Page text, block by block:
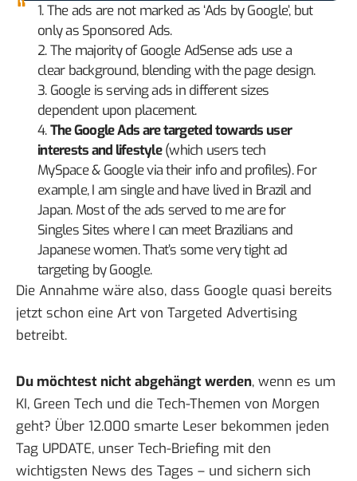
1. The ads are not marked as ‘Ads by Google’, but
only as Sponsored Ads.
2. The majority of Google AdSense ads use a
clear background, blending with the page design.
3. Google is serving ads in different sizes
dependent upon placement.
4.The Google Ads are targeted towards user
interests and lifestyle(which users tech
MySpace & Google via their info and profiles). For
example, I am single and have lived in Brazil and
Japan. Most of the ads served to me are for
Singles Sites where I can meet Brazilians and
Japanese women. That’s some very tight ad
targeting by Google.
Die Annahme wäre also, dass Google quasi bereits
jetzt schon eine Art von Targeted Advertising
betreibt.
Du möchtest nicht abgehängt werden, wenn es um
KI, Green Tech und die Tech-Themen von Morgen
geht? Über 12.000 smarte Leser bekommen jeden
Tag UPDATE, unser Tech-Briefing mit den
wichtigsten News des Tages – und sichern sich